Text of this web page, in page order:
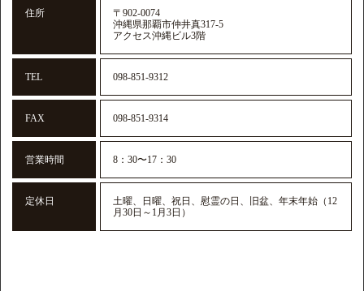
住所
〒902-0074
沖縄県那覇市仲井真317-5
アクセス沖縄ビル3階
TEL 098-851-9312
FAX 098-851-9314
営業時間 8：30〜17：30
定休日
土曜、日曜、祝日、慰霊の日、旧盆、年末年始（12
月30日～1月3日）